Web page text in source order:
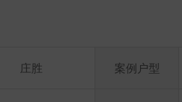
庄胜 案例户型